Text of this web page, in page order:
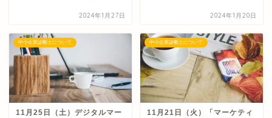
2024年1月27日 2024年1月20日
中小企業診断士について
11月25日（土）デジタルマー
中小企業診断士について
11月21日（火）「マーケティ